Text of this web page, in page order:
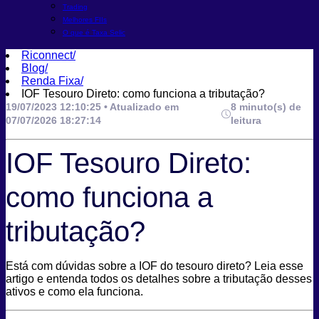
Trading
Melhores FIIs
O que é Taxa Selic
Riconnect/
Blog/
Renda Fixa/
IOF Tesouro Direto: como funciona a tributação?
19/07/2023 12:10:25 • Atualizado em
07/07/2026 18:27:14
8 minuto(s) de
leitura
IOF Tesouro Direto:
como funciona a
tributação?
Está com dúvidas sobre a IOF do tesouro direto? Leia esse
artigo e entenda todos os detalhes sobre a tributação desses
ativos e como ela funciona.